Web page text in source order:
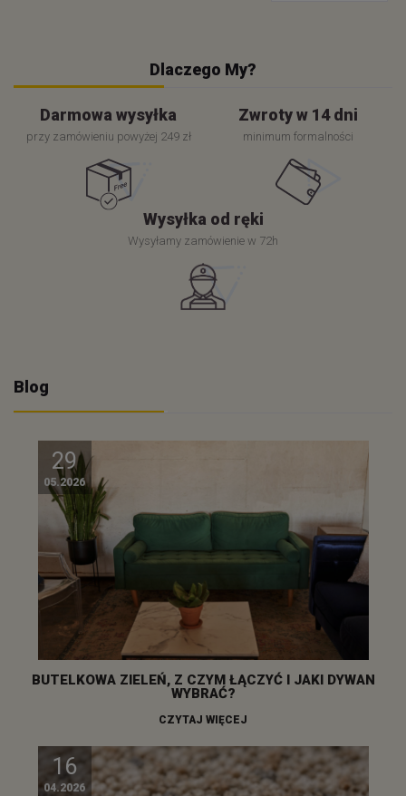
Dlaczego My?
Darmowa wysyłka
przy zamówieniu powyżej 249 zł
Zwroty w 14 dni
minimum formalności
Wysyłka od ręki
Wysyłamy zamówienie w 72h
Blog
29
05.2026
BUTELKOWA ZIELEŃ, Z CZYM ŁĄCZYĆ I JAKI DYWAN
WYBRAĆ?
CZYTAJ WIĘCEJ
16
04.2026